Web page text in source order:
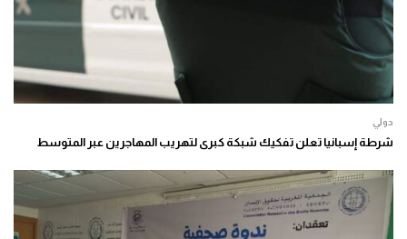
دولي
شرطة إسبانيا تعلن تفكيك شبكة كبرى لتهريب المهاجرين عبر المتوسط